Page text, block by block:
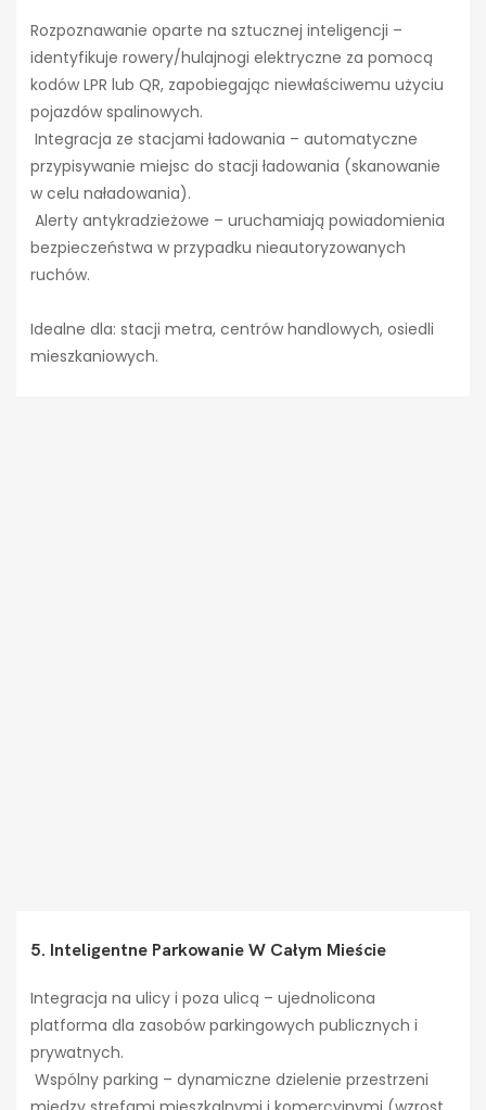
Rozpoznawanie oparte na sztucznej inteligencji –
identyfikuje rowery/hulajnogi elektryczne za pomocą
kodów LPR lub QR, zapobiegając niewłaściwemu użyciu
pojazdów spalinowych.
Integracja ze stacjami ładowania – automatyczne
przypisywanie miejsc do stacji ładowania (skanowanie
w celu naładowania).
Alerty antykradzieżowe – uruchamiają powiadomienia
bezpieczeństwa w przypadku nieautoryzowanych
ruchów.
Idealne dla: stacji metra, centrów handlowych, osiedli
mieszkaniowych.
5. Inteligentne Parkowanie W Całym Mieście
Integracja na ulicy i poza ulicą – ujednolicona
platforma dla zasobów parkingowych publicznych i
prywatnych.
Wspólny parking – dynamiczne dzielenie przestrzeni